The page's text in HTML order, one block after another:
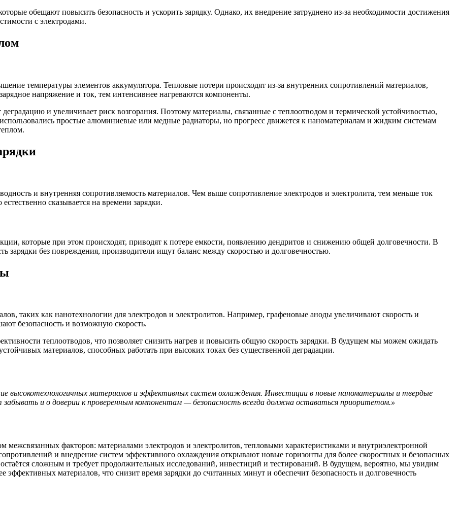
обещают повысить безопасность и ускорить зарядку. Однако, их внедрение затруднено из-за необходимости достижения
с электродами.
температуры элементов аккумулятора. Тепловые потери происходят из-за внутренних сопротивлений материалов,
напряжение и ток, тем интенсивнее нагреваются компоненты.
деградацию и увеличивает риск возгорания. Поэтому материалы, связанные с теплоотводом и термической устойчивостью,
простые алюминиевые или медные радиаторы, но прогресс движется к наноматериалам и жидким системам
и внутренняя сопротивляемость материалов. Чем выше сопротивление электродов и электролита, тем меньше ток
сказывается на времени зарядки.
которые при этом происходят, приводят к потере емкости, появлению дендритов и снижению общей долговечности. В
зарядки без повреждения, производители ищут баланс между скоростью и долговечностью.
таких как нанотехнологии для электродов и электролитов. Например, графеновые аноды увеличивают скорость и
безопасность и возможную скорость.
теплоотводов, что позволяет снизить нагрев и повысить общую скорость зарядки. В будущем мы можем ожидать
материалов, способных работать при высоких токах без существенной деградации.
высокотехнологичных материалов и эффективных систем охлаждения. Инвестиции в новые наноматериалы и твердые
и о доверии к проверенным компонентам — безопасность всегда должна оставаться приоритетом.»
факторов: материалами электродов и электролитов, тепловыми характеристиками и внутриэлектронной
и внедрение систем эффективного охлаждения открывают новые горизонты для более скоростных и безопасных
сложным и требует продолжительных исследований, инвестиций и тестирований. В будущем, вероятно, мы увидим
материалов, что снизит время зарядки до считанных минут и обеспечит безопасность и долговечность